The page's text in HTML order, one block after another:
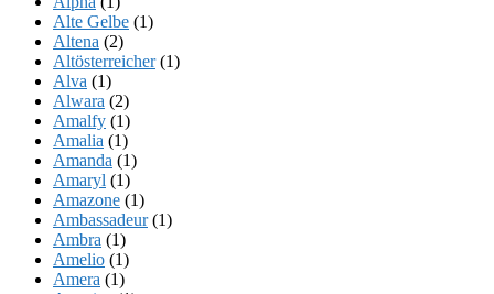
Alte Gelbe (1)
Altena (2)
Altösterreicher(1)
Alva (1)
Alwara (2)
Amalfy (1)
Amalia (1)
Amanda (1)
Amaryl (1)
Amazone (1)
Ambassadeur(1)
Ambra (1)
Amelio (1)
Amera (1)